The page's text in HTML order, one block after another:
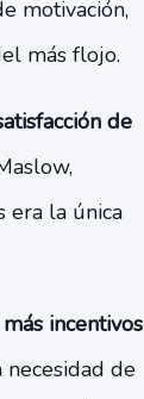
motivación,
más flojo.
de
era la única
incentivos
necesidad de